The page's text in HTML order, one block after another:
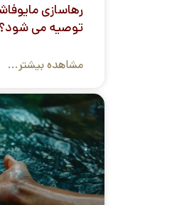
رهاسازی
توصیه می شود؟
مشاهده بیشتر...